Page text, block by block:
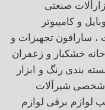
صنعتی
و کامپیوتر
سارافون تجهیزات و
خشکبار و زعفران
بندی رنگ و ابزار
شخصی شیرآلات
لوازم برقی لوازم